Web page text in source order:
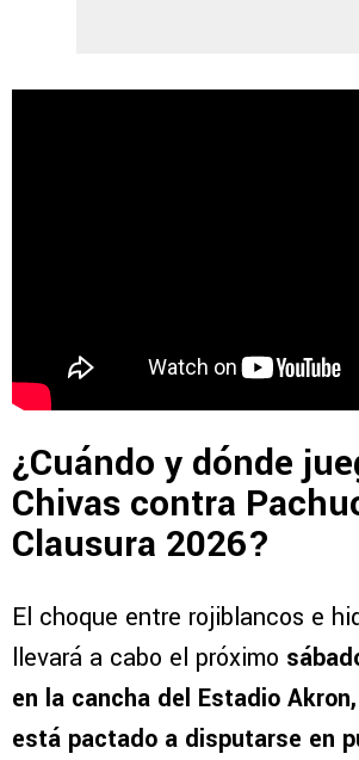
¿Cuándo y dónde
Chivas contra
Clausura 2026?
El choque entre rojiblancos e
llevará a cabo el próximo
en la cancha del Estadio
está pactado a disputarse en